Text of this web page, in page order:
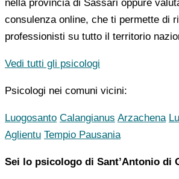
nella provincia di Sassari oppure
consulenza online, che ti permette di
professionisti su tutto il territorio
Vedi tutti gli psicologi
Psicologi nei comuni vicini:
Luogosanto Calangianus Arzachena
Aglientu Tempio Pausania
Sei lo psicologo di Sant’Antonio di